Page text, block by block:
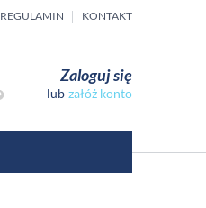
REGULAMIN KONTAKT
Zaloguj się
załóż konto